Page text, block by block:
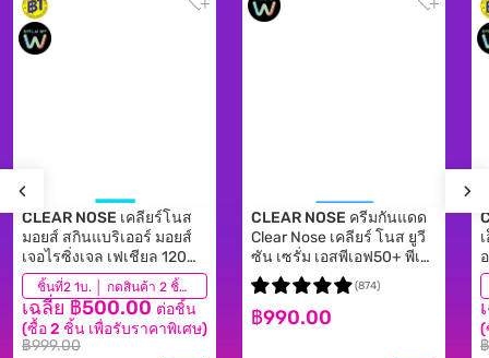
ชิ้นที่2 1บ. │ กดสินค้า 2 ชิ้นเพื่อรับโปรโมชันนี้
CLEAR NOSE เคลียร์โนส
มอยส์ สกินแบริเออร์ มอยส์
เจอไรซิ่งเจล เฟเชียล 120
มล. ผิวแพ้ง่าย
เฉลี่ย ฿500.00 ต่อชิ้น
(ซื้อ 2 ชิ้น เพื่อรับราคาพิเศษ)
฿999.00
(644)
CLEAR NOSE ครีมกันแดด
Clear Nose เคลียร์ โนส ยูวี
ซัน เซรั่ม เอสพีเอฟ50+ พีเอ
++++80 มล.
฿990.00
(874)
(